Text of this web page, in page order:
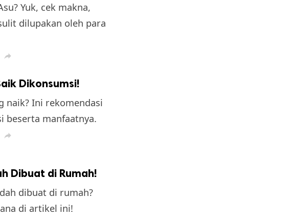
Yuk, cek makna,
dilupakan oleh para

Dikonsumsi!
naik? Ini rekomendasi
beserta manfaatnya.

Dibuat di Rumah!
dibuat di rumah?
di artikel ini!